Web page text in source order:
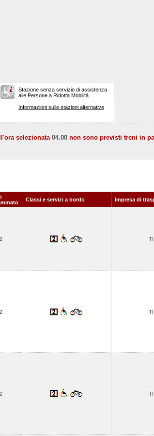
Stazione senza servizio di assistenza
alle Persone a Ridotta Mobilità.
Informazioni sulle stazioni alternative
selezionata04.00 non sono previsti treni in
Classi e servizi a bordo Impresa di
2 TI
2 TI
2 TI